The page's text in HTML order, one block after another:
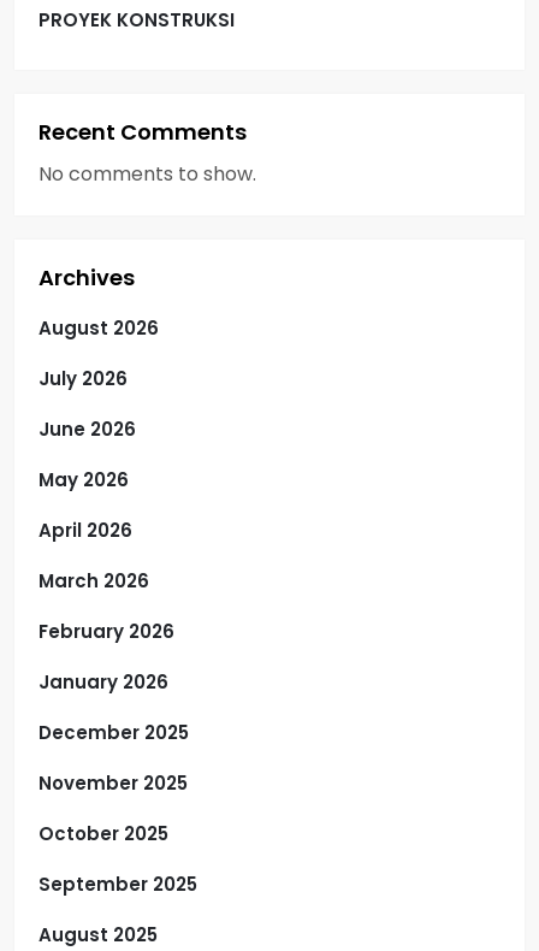
PROYEK KONSTRUKSI
Recent Comments
No comments to show.
Archives
August 2026
July 2026
June 2026
May 2026
April 2026
March 2026
February 2026
January 2026
December 2025
November 2025
October 2025
September 2025
August 2025